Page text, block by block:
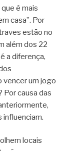
é mais
casa”. Por
estão no
além dos 22
a diferença,
vencer um jogo
Por causa das
influenciam.
locais